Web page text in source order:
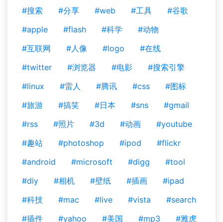
#搜索
#分享 #web #工具
#谷歌
#apple
#flash #科学
#动物
#互联网
#人像 #logo
#在线
#twitter
#浏览器 #电影
#搜索引擎
#linux
#雷人 #腾讯 #css
#图标
#旅游
#搞笑 #日本 #sns
#gmail
#rss
#照片 #3d #动画
#youtube
#趣站
#photoshop #ipod
#flickr
#android
#microsoft #digg
#tool
#diy
#相机 #壁纸 #插画
#ipad
#科技
#mac #live #vista
#search
#插件
#yahoo #美国 #mp3
#雅虎